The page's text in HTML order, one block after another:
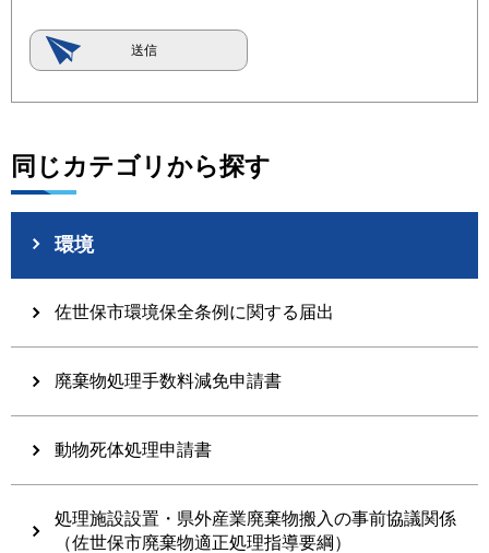
同じカテゴリから探す
環境
佐世保市環境保全条例に関する届出
廃棄物処理手数料減免申請書
動物死体処理申請書
処理施設設置・県外産業廃棄物搬入の事前協議関係
（佐世保市廃棄物適正処理指導要綱）